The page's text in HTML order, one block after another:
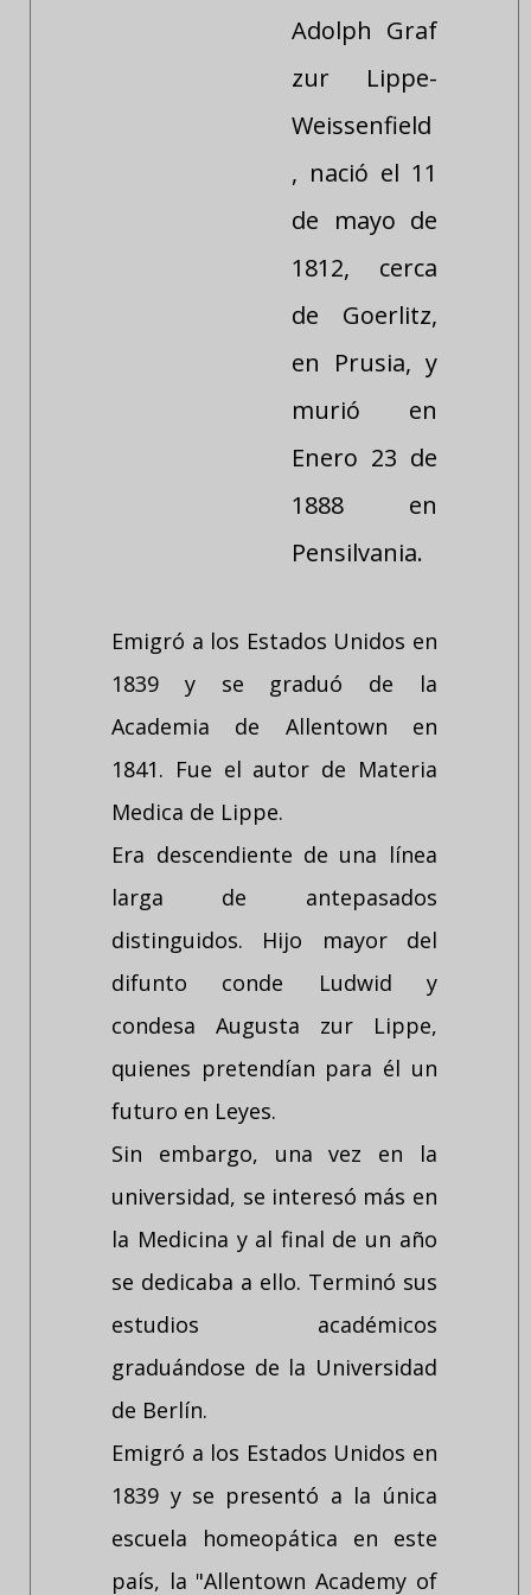
Adolph Graf
zur Lippe-
Weissenfield
, nació el 11
de mayo de
1812, cerca
de Goerlitz,
en Prusia, y
murió en
Enero 23 de
1888 en
Pensilvania.
Emigró a los Estados Unidos en
1839 y se graduó de la
Academia de Allentown en
1841. Fue el autor de Materia
Medica de Lippe.
Era descendiente de una línea
larga de antepasados
distinguidos. Hijo mayor del
difunto conde Ludwid y
condesa Augusta zur Lippe,
quienes pretendían para él un
futuro en Leyes.
Sin embargo, una vez en la
universidad, se interesó más en
la Medicina y al final de un año
se dedicaba a ello. Terminó sus
estudios académicos
graduándose de la Universidad
de Berlín.
Emigró a los Estados Unidos en
1839 y se presentó a la única
escuela homeopática en este
país, la "Allentown Academy of